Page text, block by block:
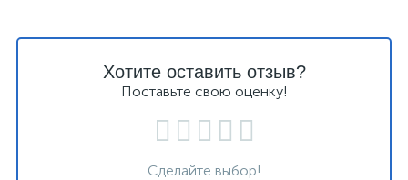
Хотите оставить отзыв?
Поставьте свою оценку!
Сделайте выбор!